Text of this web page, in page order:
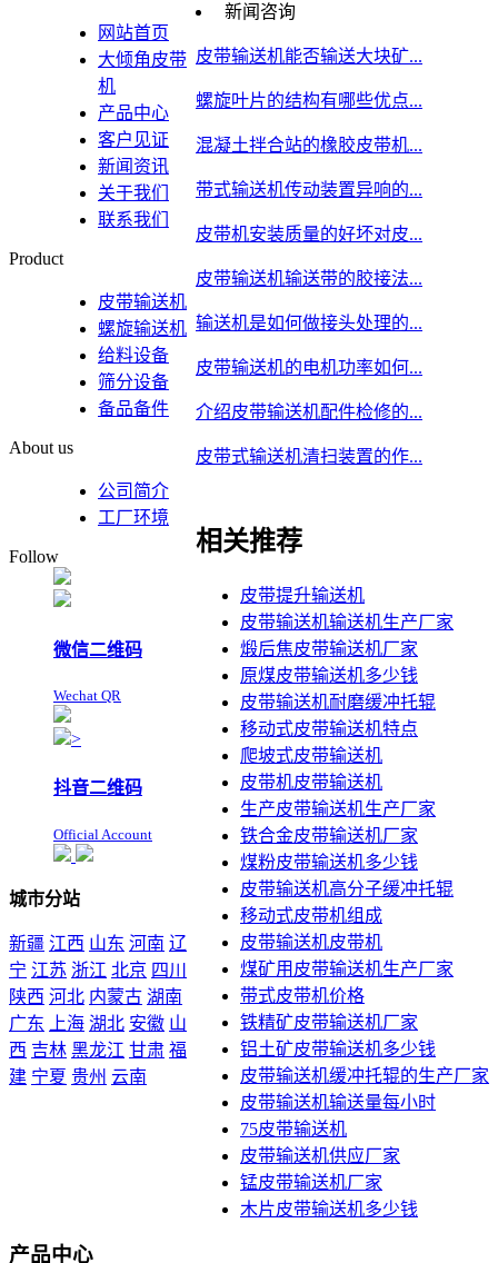
新闻咨询
皮带输送机能否输送大块矿...
螺旋叶片的结构有哪些优点...
混凝土拌合站的橡胶皮带机...
带式输送机传动装置异响的...
皮带机安装质量的好坏对皮...
皮带输送机输送带的胶接法...
输送机是如何做接头处理的...
皮带输送机的电机功率如何...
介绍皮带输送机配件检修的...
皮带式输送机清扫装置的作...
相关推荐
皮带提升输送机
皮带输送机输送机生产厂家
煅后焦皮带输送机厂家
原煤皮带输送机多少钱
皮带输送机耐磨缓冲托辊
移动式皮带输送机特点
爬坡式皮带输送机
皮带机皮带输送机
生产皮带输送机生产厂家
铁合金皮带输送机厂家
煤粉皮带输送机多少钱
皮带输送机高分子缓冲托辊
移动式皮带机组成
皮带输送机皮带机
煤矿用皮带输送机生产厂家
带式皮带机价格
铁精矿皮带输送机厂家
铝土矿皮带输送机多少钱
皮带输送机缓冲托辊的生产厂家
皮带输送机输送量每小时
75皮带输送机
皮带输送机供应厂家
锰皮带输送机厂家
木片皮带输送机多少钱
产品中心
网站首页
大倾角皮带
机
产品中心
客户见证
新闻资讯
关于我们
联系我们
Product
皮带输送机
螺旋输送机
给料设备
筛分设备
备品备件
About us
公司简介
工厂环境
Follow
微信二维码
Wechat QR
>
抖音二维码
Official Account
城市分站
新疆 江西 山东 河南 辽
宁 江苏 浙江 北京 四川
陕西 河北 内蒙古 湖南
广东
上海 湖北 安徽 山
西 吉林 黑龙江 甘肃 福
建 宁夏 贵州 云南